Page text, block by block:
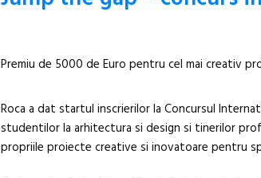
Premiu de 5000 de Euro pentru cel mai creativ
Roca a dat startul inscrierilor la Concursul
studentilor la arhitectura si design si tinerilor
propriile proiecte creative si inovatoare pentru